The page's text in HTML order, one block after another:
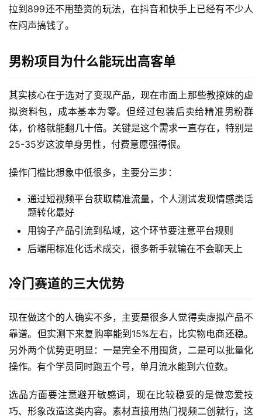
拉到899还不用垫资的玩法，在抖音和快手上已经有不少人
在闷声搞钱了。
男粉项目为什么能玩出高客单
其实核心在于选对了变现产品，现在市面上那些教撩妹的虚
拟资料包，成本基本为零。但经过包装后卖给精准男粉群
体，价格就能翻几十倍。关键是这个需求一直存在，特别是
25-35岁这波单身男性，付费意愿强得很。
操作门槛比想象中低很多，主要分三步：
通过短视频平台获取精准流量，个人测试发现情感类话
题转化最好
用钩子产品引流到私域，这个环节要注意平台规则
后端用标准化话术成交，很多新手就输在不会聊天上
冷门赛道的三大优势
现在做这个的人确实不多，主要是很多人觉得卖虚拟产品不
靠谱。但实测下来复购率能到15%左右，比实物电商还稳。
另外两个优势更明显：一是完全不用囤货，二是可以批量化
操作。有个学员同时跑五个号，单月流水能到六位数。
选品方面要注意避开敏感词，现在比较稳妥的是做恋爱技
巧、形象改造这类内容。素材直接用热门视频二创就行，这